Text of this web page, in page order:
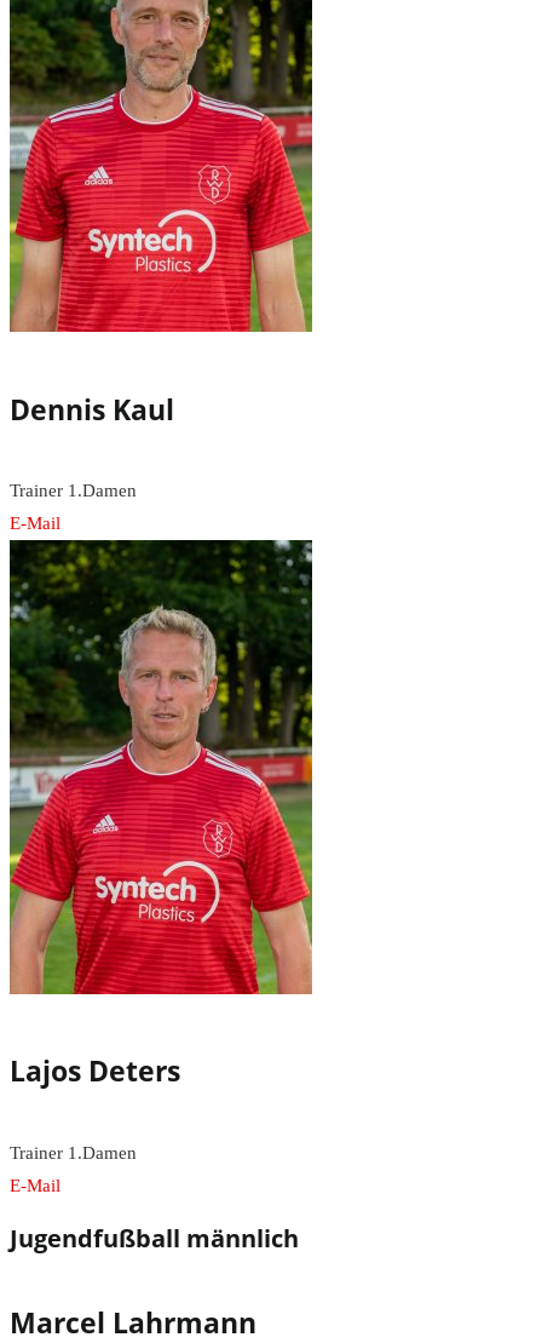
Dennis Kaul
Trainer 1.Damen
E-Mail
Lajos Deters
Trainer 1.Damen
E-Mail
Jugendfußball männlich
Marcel Lahrmann